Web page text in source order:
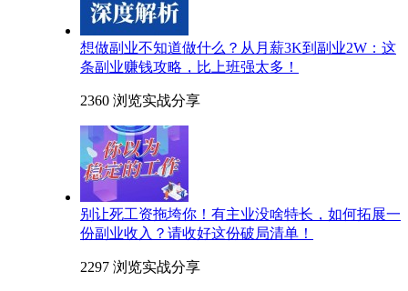
想做副业不知道做什么？从月薪3K到副业2W：这
条副业赚钱攻略，比上班强太多！
2360 浏览实战分享
别让死工资拖垮你！有主业没啥特长，如何拓展一
份副业收入？请收好这份破局清单！
2297 浏览实战分享